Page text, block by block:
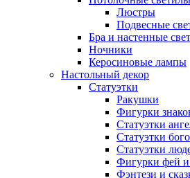
Люстры
Подвесные
Бра и настенные
Ночники
Керосиновые лампы
Настольный декор
Статуэтки
Ракушки
Фигурки
Статуэтки
Статуэтки
Статуэтки
Фигурки фей и
Фэнтези и